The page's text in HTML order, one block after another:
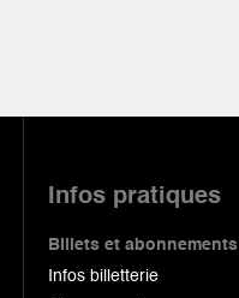
Infos pratiques
Billets et abonnements
Infos billetterie